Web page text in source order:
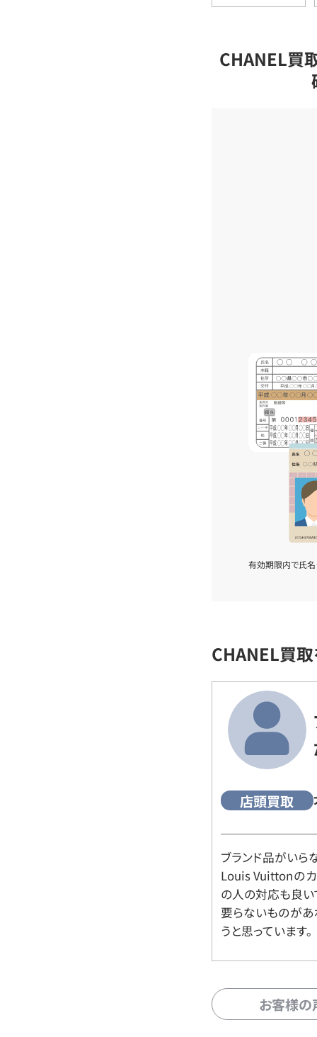
CHANEL買
有効期限内で氏名
CHANEL買
店頭買取
ブランド品がいら
Louis Vuittonの
の人の対応も良い
要らないものがあ
うと思っています。
お客様